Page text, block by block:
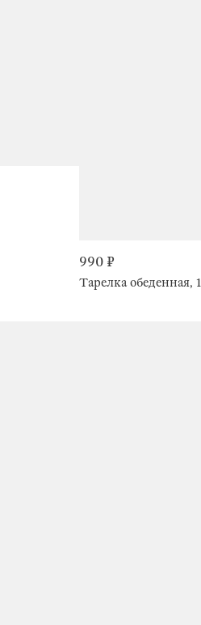
990 ₽
Тарелка обеденная,